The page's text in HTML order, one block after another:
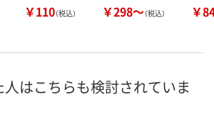
￥110（税込） ￥298～（税込） ￥
はこちらも検討されていま